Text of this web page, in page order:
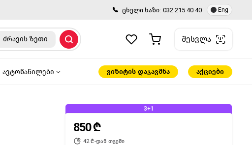
ცხელი ხაზი: 032 215 40 40 Eng
ძრავის ზეთი შესვლა
ავტონაწილები ვიზიტის დაჯავშნა აქციები
850 ₾
42 ₾-დან თვეში
3+1